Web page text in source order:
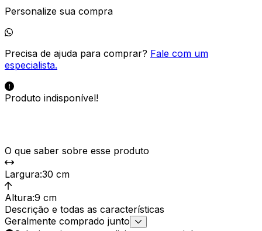
Personalize sua compra
Precisa de ajuda para comprar? Fale com um
especialista.
Produto indisponível!
O que saber sobre esse produto
Largura:30 cm
Altura:9 cm
Descrição e todas as características
Geralmente comprado junto